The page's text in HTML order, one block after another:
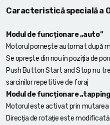
Caracteristică specială a
Modul de funcționare „auto”
Motorul pornește automat după
Se oprește din nou în poziția de
Push Button Start and Stop nu
sarcinilor repetitive de foraj
Modul de funcționare
Motorul este activat prin mutarea
Direcția de rotație este